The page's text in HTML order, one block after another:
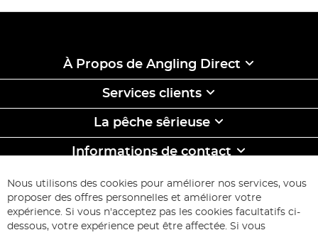
À Propos de Angling Direct
Services clients
La pêche sêrieuse
Informations de contact
ABONNEZ-VOUS & ECONOMISEZ
Inscription
à
Inscription
Nous utilisons des cookies pour améliorer nos services, vous
proposer des offres personnelles et améliorer votre
expérience. Si vous n'acceptez pas les cookies facultatifs ci-
dessous, votre expérience peut être affectée. Si vous